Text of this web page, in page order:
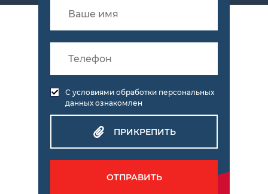
С условиями обработки персональных
данных ознакомлен
ПРИКРЕПИТЬ
ОТПРАВИТЬ